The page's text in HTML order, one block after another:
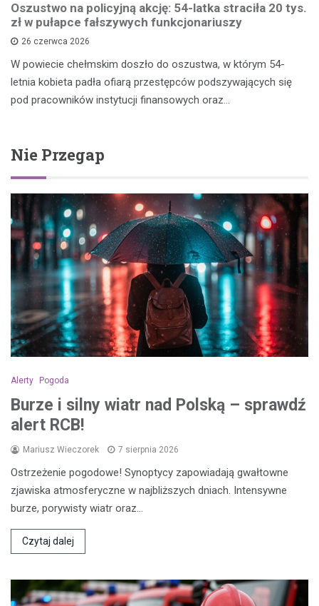
Oszustwo na policyjną akcję: 54-latka straciła 20 tys.
zł w pułapce fałszywych funkcjonariuszy
26 czerwca 2026
W powiecie chełmskim doszło do oszustwa, w którym 54-
letnia kobieta padła ofiarą przestępców podszywających się
pod pracowników instytucji finansowych oraz…
Nie Przegap
Alerty Pogoda
Burze i silny wiatr nad Polską – sprawdź
alert RCB!
Mariusz Wieczorek 7 sierpnia 2026
Ostrzeżenie pogodowe! Synoptycy zapowiadają gwałtowne
zjawiska atmosferyczne w najbliższych dniach. Intensywne
burze, porywisty wiatr oraz…
Czytaj dalej